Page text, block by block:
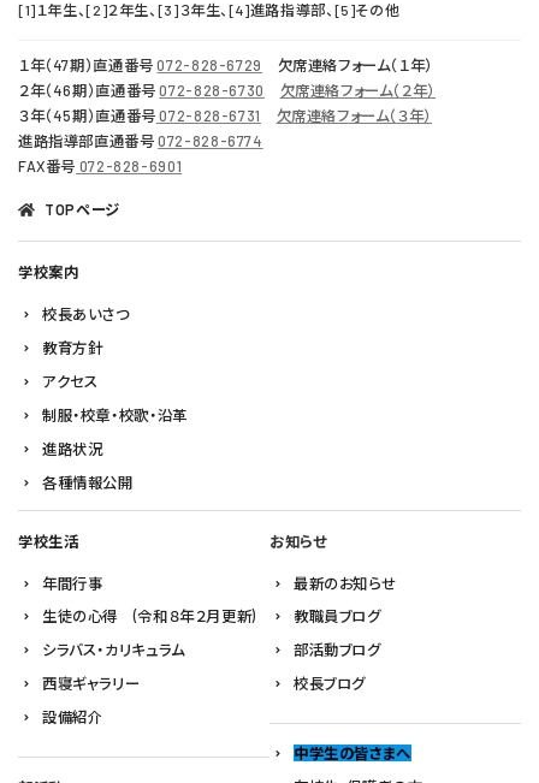
[1]１年生、[2]２年生、[3]３年生、[4]進路指導部、[5]その他
１年（47期）直通番号072-828-6729
欠席連絡フォーム（１年）
２年（46期）直通番号072-828-6730
欠席連絡フォーム（２年）
３年（45期）直通番号 072-828-6731
欠席連絡フォーム（３年）
進路指導部直通番号072-828-6774
FAX番号 072-828-6901
TOPページ
学校案内
校長あいさつ
教育方針
アクセス
制服・校章・校歌・沿革
進路状況
各種情報公開
学校生活
年間行事
生徒の心得 (令和８年２月更新)
シラバス・カリキュラム
西寝ギャラリー
設備紹介
お知らせ
最新のお知らせ
教職員ブログ
部活動ブログ
校長ブログ
中学生の皆さまへ